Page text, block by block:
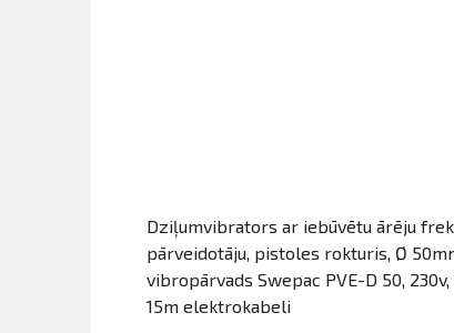
Dziļumvibrators ar iebūvētu ārēju
pārveidotāju, pistoles rokturis, Ø
vibropārvads Swepac PVE-D 50, 230v,
15m elektrokabeli